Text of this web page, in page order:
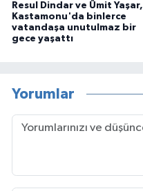
Resul Dindar ve Ümit Yaşar,
Kastamonu'da binlerce
vatandaşa unutulmaz bir
gece yaşattı
Yorumlar